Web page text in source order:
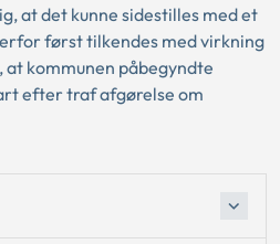
at det kunne sidestilles med et
først tilkendes med virkning
at kommunen påbegyndte
efter traf afgørelse om